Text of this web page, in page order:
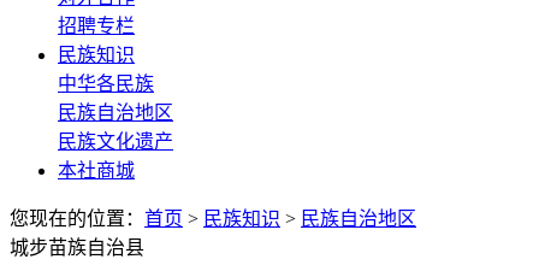
招聘专栏
民族知识
中华各民族
民族自治地区
民族文化遗产
本社商城
您现在的位置： 首页 > 民族知识 > 民族自治地区
城步苗族自治县